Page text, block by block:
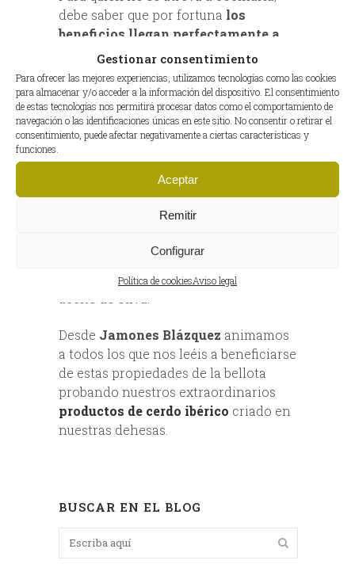
Gestionar consentimiento
Para ofrecer las mejores experiencias, utilizamos tecnologías como las cookies
para almacenar y/o acceder a la información del dispositivo. El consentimiento
de estas tecnologías nos permitirá procesar datos como el comportamiento de
navegación o las identificaciones únicas en este sitio. No consentir o retirar el
consentimiento, puede afectar negativamente a ciertas características y
funciones.
Aceptar
Remitir
Configurar
Política de cookiesAviso legal
debe saber que por fortuna los
beneficios llegan perfectamente a
través del consumo del jamón
ibérico
, hecho que lo convierten en
una deliciosa manera de obtener
todas losnutrientes deeste oro del
campo.
Tan suculento alimento se traduce en
una carne sabrosa y con
de grasa insaturada. De hecho, un
estudio del Hospital Ramón y Cajal
es el segundo producto que más ácido
oleico concentra, sólo superado por el
Desde Jamones Blázquez animamos
a todos los que nos leéis a beneficiarse
de estas propiedades de la bellota
probando nuestros extraordinarios
productos de cerdo ibérico criado en
nuestras dehesas.
BUSCAR EN EL BLOG